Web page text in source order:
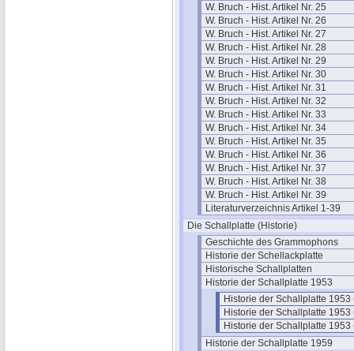
W. Bruch - Hist. Artikel Nr. 25
W. Bruch - Hist. Artikel Nr. 26
W. Bruch - Hist. Artikel Nr. 27
W. Bruch - Hist. Artikel Nr. 28
W. Bruch - Hist. Artikel Nr. 29
W. Bruch - Hist. Artikel Nr. 30
W. Bruch - Hist. Artikel Nr. 31
W. Bruch - Hist. Artikel Nr. 32
W. Bruch - Hist. Artikel Nr. 33
W. Bruch - Hist. Artikel Nr. 34
W. Bruch - Hist. Artikel Nr. 35
W. Bruch - Hist. Artikel Nr. 36
W. Bruch - Hist. Artikel Nr. 37
W. Bruch - Hist. Artikel Nr. 38
W. Bruch - Hist. Artikel Nr. 39
Literaturverzeichnis Artikel 1-39
Die Schallplatte (Historie)
Geschichte des Grammophons
Historie der Schellackplatte
Historische Schallplatten
Historie der Schallplatte 1953
Historie der Schallplatte 1953
Historie der Schallplatte 1953
Historie der Schallplatte 1953
Historie der Schallplatte 1959